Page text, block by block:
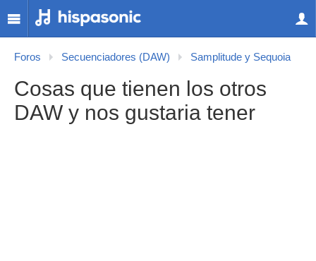
Foros Secuenciadores (DAW) Samplitude y Sequoia
Cosas que tienen los otros
DAW y nos gustaria tener